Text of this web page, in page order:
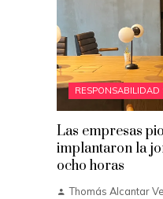
RESPONSABILIDAD
Las empresas
implantaron la
ocho horas
Thomás Alcantar